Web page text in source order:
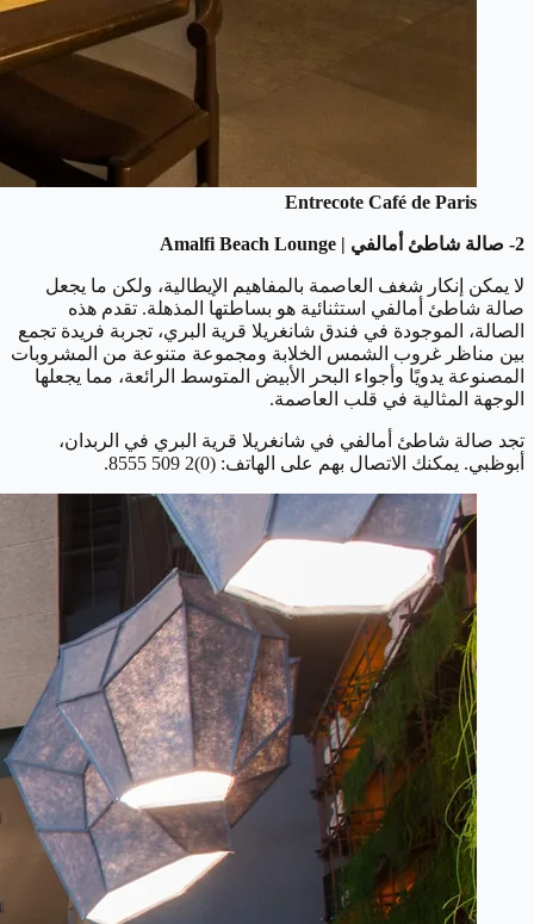
Entrecote Café de Paris
2- صالة شاطئ أمالفي | Amalfi Beach Lounge
لا يمكن إنكار شغف العاصمة بالمفاهيم الإيطالية، ولكن ما يجعل
صالة شاطئ أمالفي استثنائية هو بساطتها المذهلة. تقدم هذه
الصالة، الموجودة في فندق شانغريلا قرية البري، تجربة فريدة تجمع
بين مناظر غروب الشمس الخلابة ومجموعة متنوعة من المشروبات
المصنوعة يدويًا وأجواء البحر الأبيض المتوسط الرائعة، مما يجعلها
الوجهة المثالية في قلب العاصمة.
تجد صالة شاطئ أمالفي في شانغريلا قرية البري في الربدان،
أبوظبي. يمكنك الاتصال بهم على الهاتف: (0)2 509 8555.